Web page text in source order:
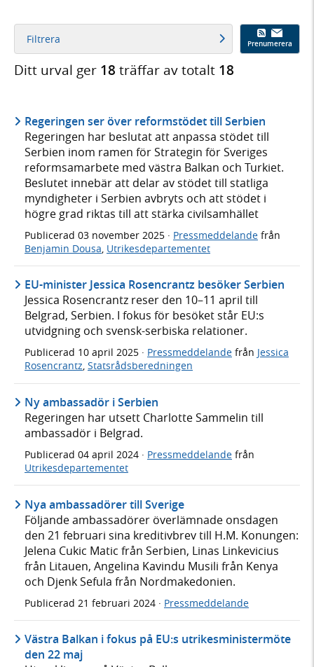
Filtrera Prenumerera
Ditt urval ger 18 träffar av totalt 18
Regeringen ser över reformstödet till Serbien
Regeringen har beslutat att anpassa stödet till
Serbien inom ramen för Strategin för Sveriges
reformsamarbete med västra Balkan och Turkiet.
Beslutet innebär att delar av stödet till statliga
myndigheter i Serbien avbryts och att stödet i
högre grad riktas till att stärka civilsamhället
Publicerad 03 november 2025 · Pressmeddelande från
Benjamin Dousa Utrikesdepartementet
EU-minister Jessica Rosencrantz besöker Serbien
Jessica Rosencrantz reser den 10–11 april till
Belgrad, Serbien. I fokus för besöket står EU:s
utvidgning och svensk-serbiska relationer.
Publicerad 10 april 2025 · Pressmeddelande från Jessica
Rosencrantz, Statsrådsberedningen
Ny ambassadör i Serbien
Regeringen har utsett Charlotte Sammelin till
ambassadör i Belgrad.
Publicerad 04 april 2024 · Pressmeddelande från
Utrikesdepartementet
Nya ambassadörer till Sverige
Följande ambassadörer överlämnade onsdagen
den 21 februari sina kreditivbrev till H.M. Konungen:
Jelena Cukic Matic från Serbien, Linas Linkevicius
från Litauen, Angelina Kavindu Musili från Kenya
och Djenk Sefula från Nordmakedonien.
Publicerad 21 februari 2024 · Pressmeddelande
Västra Balkan i fokus på EU:s utrikesministermöte
den 22 maj